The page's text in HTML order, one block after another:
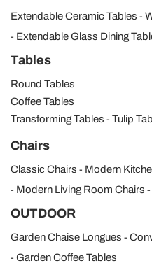
Extendable Ceramic Tables
Extendable Glass Dining
Tables
Round Tables
Coffee Tables
Transforming Tables
Tulip
Chairs
Classic Chairs
Modern
Modern Living Room Chairs
OUTDOOR
Garden Chaise Longues
Garden Coffee Tables